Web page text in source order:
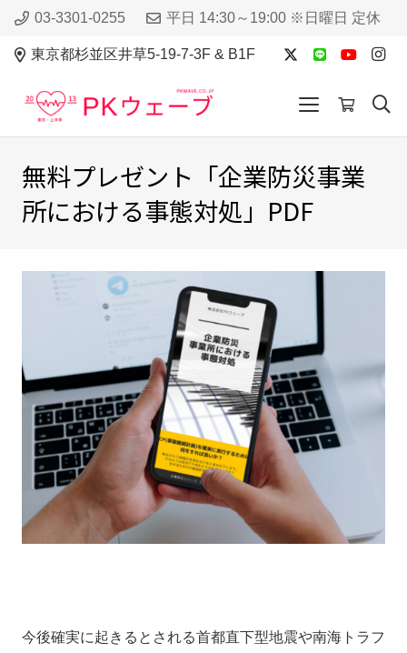
03-3301-0255 平日 14:30～19:00 ※日曜日 定休
東京都杉並区井草5-19-7-3F & B1F
無料プレゼント「企業防災事業
所における事態対処」PDF
今後確実に起きるとされる首都直下型地震や南海トラフ